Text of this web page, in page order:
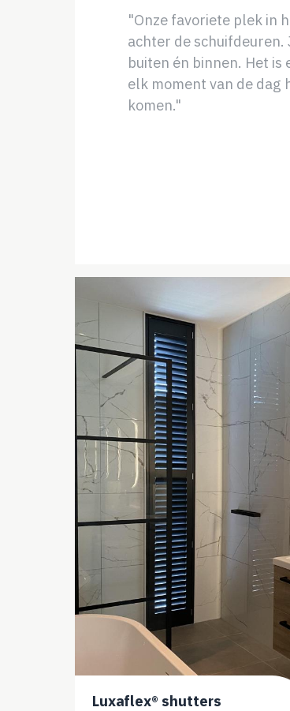
"Onze favoriete plek in
achter de
buiten én binnen. Het is
elk moment van de
komen."
Luxaflex® shutters